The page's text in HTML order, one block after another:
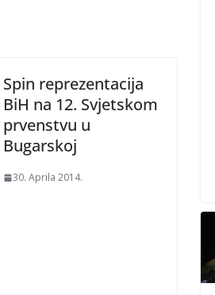
Spin reprezentacija
BiH na 12. Svjetskom
prvenstvu u
Bugarskoj
30. Aprila 2014.